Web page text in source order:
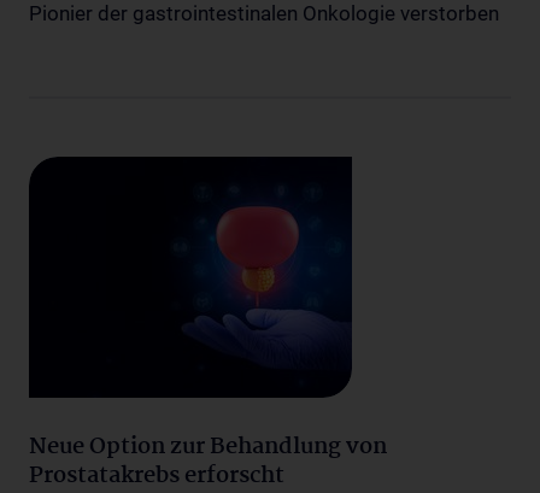
Pionier der gastrointestinalen Onkologie verstorben
Neue Option zur Behandlung von
Prostatakrebs erforscht